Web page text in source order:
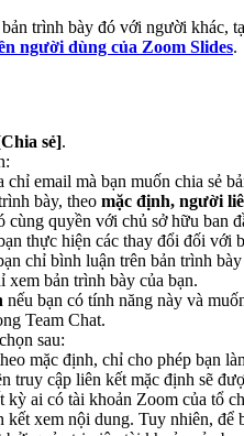
trình bày đó với người
người dùng của Zoom Slides.
sẻ].
email mà bạn muốn chia sẻ
bày, theo mặc định, người
cùng quyền với chủ sở hữu ban
thực hiện các thay đổi đối với
chỉ bình luận trên bản trình bày
xem bản trình bày của bạn.
nếu bạn có tính năng này và
Team Chat.
sau:
mặc định, chỉ cho phép bạn
truy cập liên kết mặc định sẽ
kỳ ai có tài khoản Zoom của tổ
kết xem nội dung. Tuy nhiên,